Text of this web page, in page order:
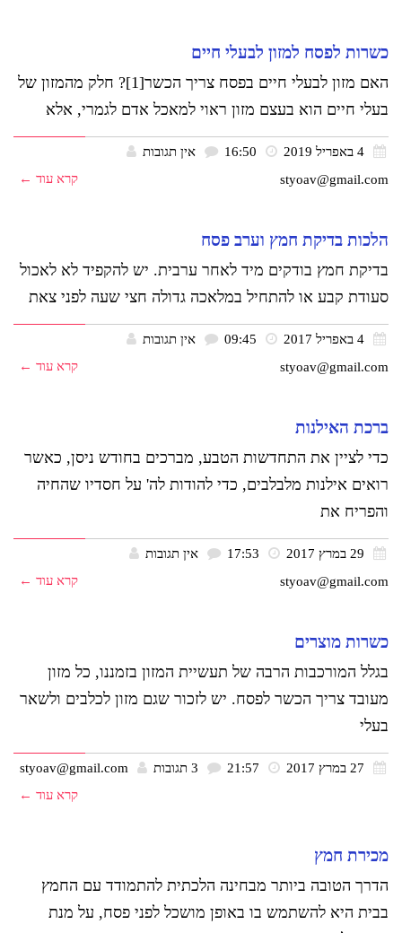
כשרות לפסח למזון לבעלי חיים
האם מזון לבעלי חיים בפסח צריך הכשר[1]? חלק מהמזון של
בעלי חיים הוא בעצם מזון ראוי למאכל אדם לגמרי, אלא
אין תגובות
styoav@gmail.com
קרא עוד ←
הלכות בדיקת חמץ וערב פסח
בדיקת חמץ בודקים מיד לאחר ערבית. יש להקפיד לא לאכול
סעודת קבע או להתחיל במלאכה גדולה חצי שעה לפני צאת
אין תגובות
styoav@gmail.com
קרא עוד ←
ברכת האילנות
כדי לציין את התחדשות הטבע, מברכים בחודש ניסן, כאשר
רואים אילנות מלבלבים, כדי להודות לה' על חסדיו שהחיה
והפריח את
אין תגובות
styoav@gmail.com
קרא עוד ←
כשרות מוצרים
בגלל המורכבות הרבה של תעשיית המזון בזמננו, כל מזון
מעובד צריך הכשר לפסח. יש לזכור שגם מזון לכלבים ולשאר
בעלי
3 תגובות
styoav@gmail.com
קרא עוד ←
מכירת חמץ
הדרך הטובה ביותר מבחינה הלכתית להתמודד עם החמץ
בבית היא להשתמש בו באופן מושכל לפני פסח, על מנת